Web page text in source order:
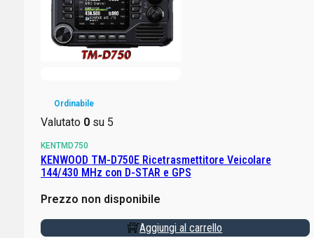
Ordinabile
Valutato 0su 5
KENTMD750
KENWOOD TM-D750E Ricetrasmettitore Veicolare
144/430 MHz con D-STAR e GPS
Prezzo non disponibile
Aggiungi al carrello